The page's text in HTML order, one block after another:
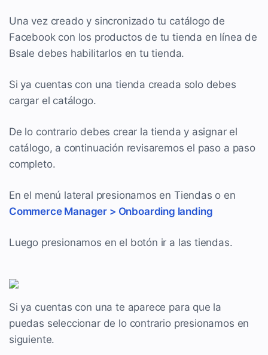
Una vez creado y sincronizado tu catálogo de
Facebook con los productos de tu tienda en línea de
Bsale debes habilitarlos en tu tienda.
Si ya cuentas con una tienda creada solo debes
cargar el catálogo.
De lo contrario debes crear la tienda y asignar el
catálogo, a continuación revisaremos el paso a paso
completo.
En el menú lateral presionamos en Tiendas o en
Commerce Manager > Onboarding landing
Luego presionamos en el botón ir a las tiendas.
Si ya cuentas con una te aparece para que la
puedas seleccionar de lo contrario presionamos en
siguiente.